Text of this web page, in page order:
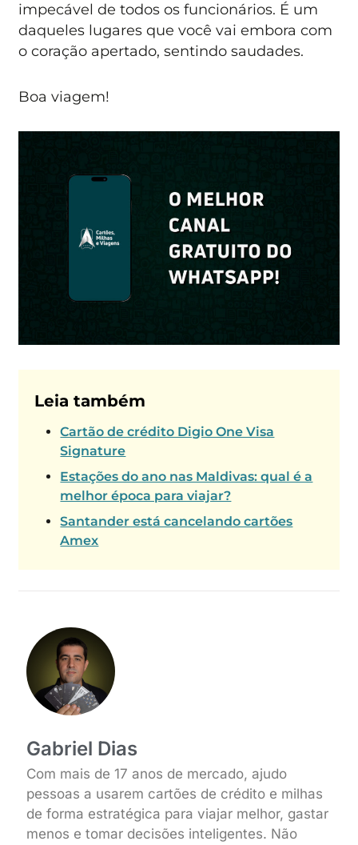
impecável de todos os funcionários. É um
daqueles lugares que você vai embora com
o coração apertado, sentindo saudades.
Boa viagem!
Leia também
Cartão de crédito Digio One Visa
Signature
Estações do ano nas Maldivas: qual é a
melhor época para viajar?
Santander está cancelando cartões
Amex
Gabriel Dias
Com mais de 17 anos de mercado, ajudo
pessoas a usarem cartões de crédito e milhas
de forma estratégica para viajar melhor, gastar
menos e tomar decisões inteligentes. Não